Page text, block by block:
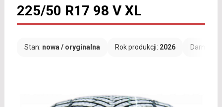
225/50 R17 98 V XL
Stan: nowa / oryginalna Rok produkcji: 2026